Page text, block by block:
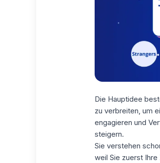
Die Hauptidee
zu verbreiten, um
engagieren und
steigern.
Sie verstehen
weil Sie zuerst